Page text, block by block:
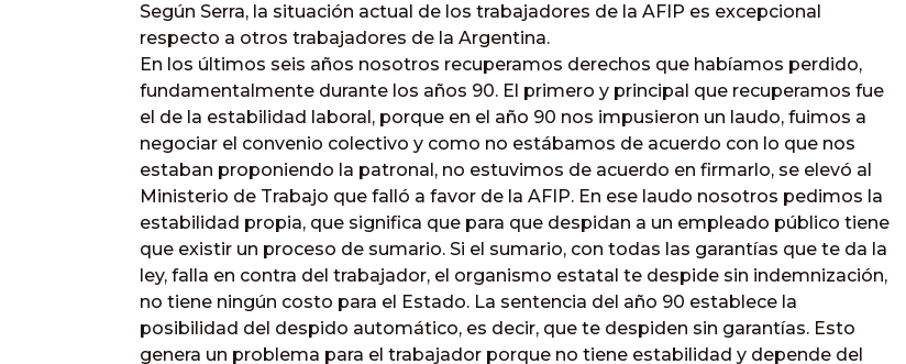
Según Serra, la situación actual de los trabajadores de la AFIP es excepcional
respecto a otros trabajadores de la Argentina.
En los últimos seis años nosotros recuperamos derechos que habíamos perdido,
fundamentalmente durante los años 90. El primero y principal que recuperamos fue
el de la estabilidad laboral, porque en el año 90 nos impusieron un laudo, fuimos a
negociar el convenio colectivo y como no estábamos de acuerdo con lo que nos
estaban proponiendo la patronal, no estuvimos de acuerdo en firmarlo, se elevó al
Ministerio de Trabajo que falló a favor de la AFIP. En ese laudo nosotros pedimos la
estabilidad propia, que significa que para que despidan a un empleado público tiene
que existir un proceso de sumario. Si el sumario, con todas las garantías que te da la
ley, falla en contra del trabajador, el organismo estatal te despide sin indemnización,
no tiene ningún costo para el Estado. La sentencia del año 90 establece la
posibilidad del despido automático, es decir, que te despiden sin garantías. Esto
genera un problema para el trabajador porque no tiene estabilidad y depende del